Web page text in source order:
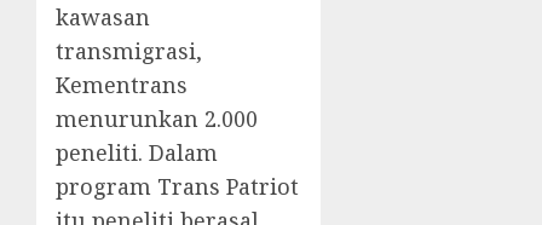
kawasan
transmigrasi,
Kementrans
menurunkan 2.000
peneliti. Dalam
program Trans Patriot